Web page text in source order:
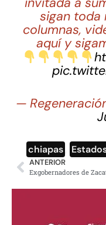
sigan toda
columnas,
aquí y
—
chiapas
ANTERIOR